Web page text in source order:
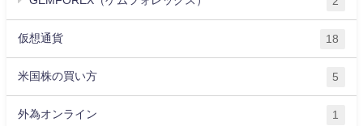
仮想通貨 18
米国株の買い方 5
外為オンライン 1